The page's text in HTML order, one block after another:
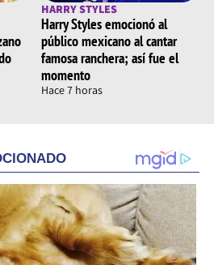
HARRY STYLES
Harry Styles emocionó al
público mexicano al cantar
famosa ranchera; así fue el
momento
Hace 7 horas